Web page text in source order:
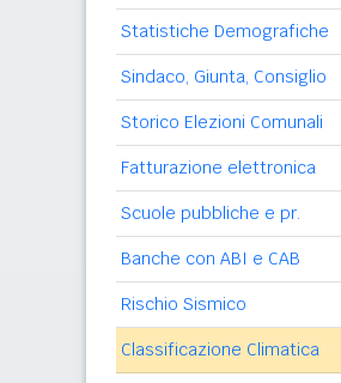
Statistiche Demografiche
Sindaco, Giunta, Consiglio
Storico Elezioni Comunali
Fatturazione elettronica
Scuole pubbliche e pr.
Banche con ABI e CAB
Rischio Sismico
Classificazione Climatica